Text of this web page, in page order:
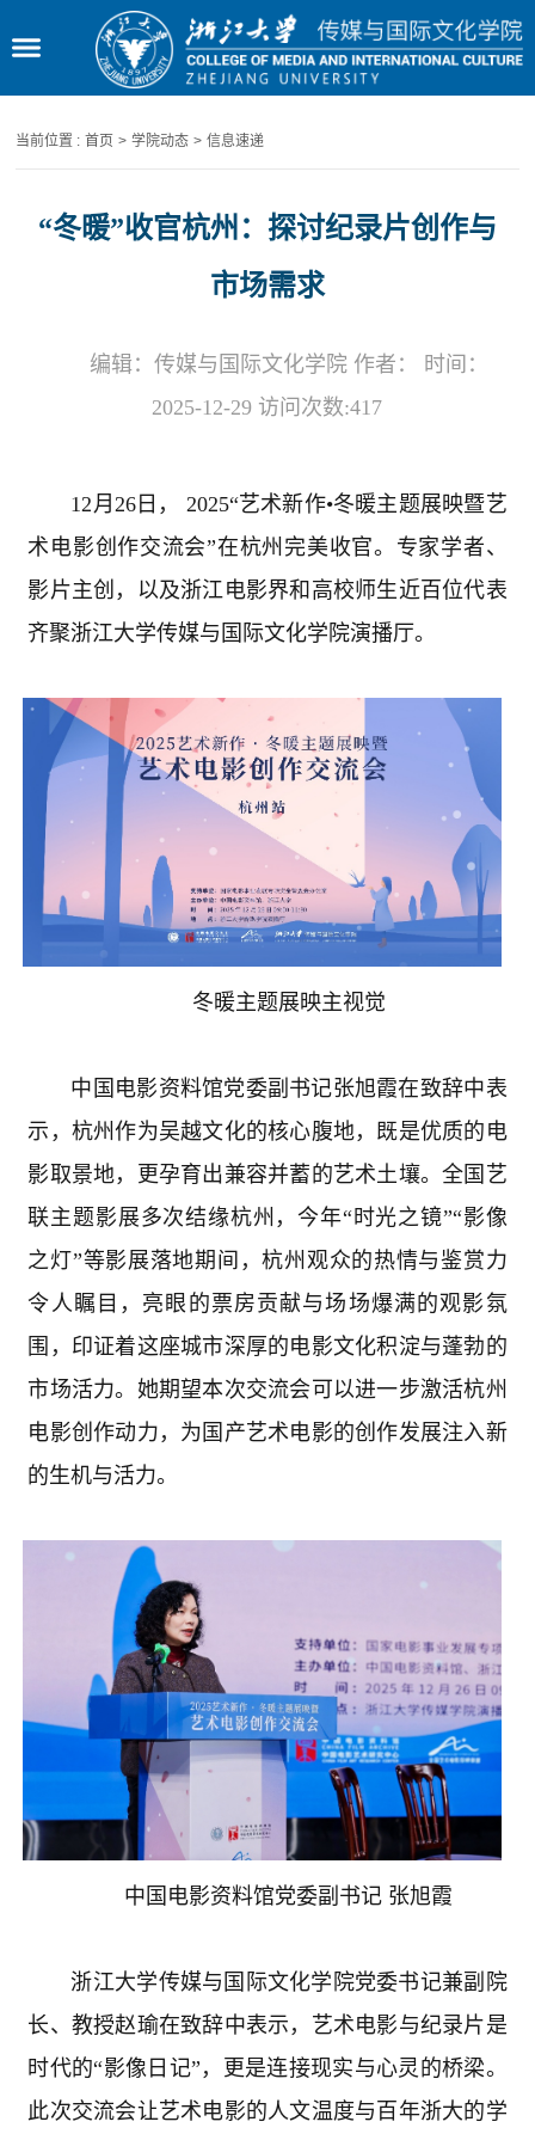
当前位置 : 首页 > 学院动态 > 信息速递
“冬暖”收官杭州：探讨纪录片创作与
市场需求
编辑：传媒与国际文化学院 作者： 时间：
2025-12-29 访问次数:417
12月 26日， 2025“艺术新作•冬暖主题展映暨艺
术电影创作交流会”在杭州完美收官。专家学者、
影片主创，以及浙江电影界和高校师生近百位代表
齐聚浙江大学传媒与国际文化学院演播厅。
冬暖主题展映主视觉
中国电影资料馆党委副书记张旭霞在致辞中表
示，杭州作为吴越文化的核心腹地，既是优质的电
影取景地，更孕育出兼容并蓄的艺术土壤。全国艺
联主题影展多次结缘杭州，今年“时光之镜”“影像
之灯”等影展落地期间，杭州观众的热情与鉴赏力
令人瞩目，亮眼的票房贡献与场场爆满的观影氛
围，印证着这座城市深厚的电影文化积淀与蓬勃的
市场活力。她期望本次交流会可以进一步激活杭州
电影创作动力，为国产艺术电影的创作发展注入新
的生机与活力。
中国电影资料馆党委副书记 张旭霞
浙江大学传媒与国际文化学院党委书记兼副院
长、教授赵瑜在致辞中表示，艺术电影与纪录片是
时代的“影像日记”，更是连接现实与心灵的桥梁。
此次交流会让艺术电影的人文温度与百年浙大的学